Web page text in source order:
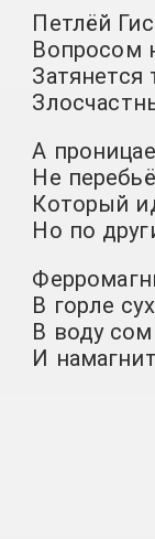
Петлёй
Вопросом
Затянется
А
Не
Который
Но по
В горле
В воду
И